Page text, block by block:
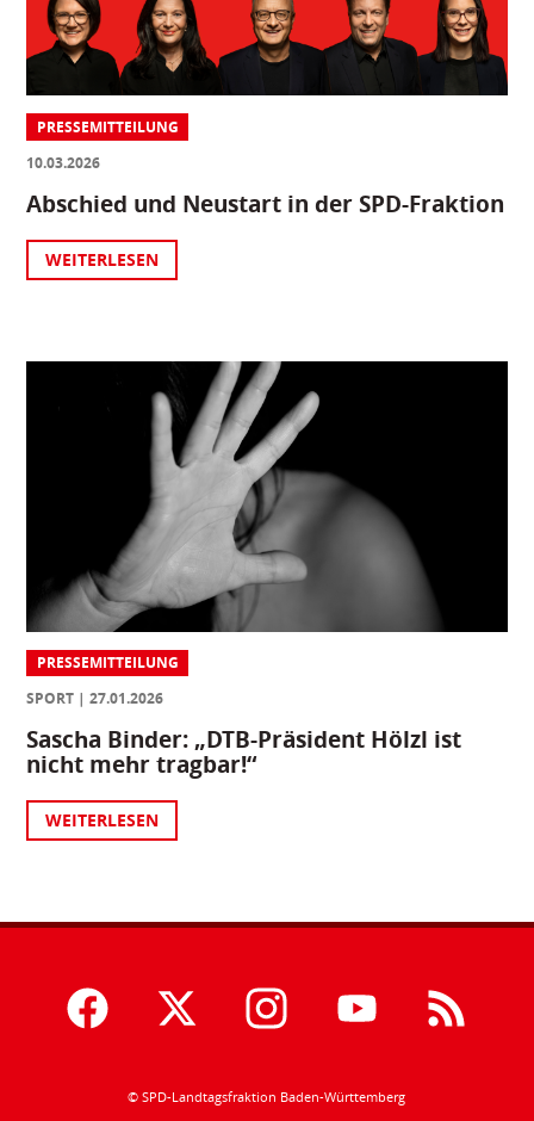
PRESSEMITTEILUNG
10.03.2026
Abschied und Neustart in der SPD-Fraktion
WEITERLESEN
PRESSEMITTEILUNG
SPORT
27.01.2026
Sascha Binder: „DTB-Präsident Hölzl ist
nicht mehr tragbar!“
WEITERLESEN
© SPD-Landtagsfraktion Baden-Württemberg